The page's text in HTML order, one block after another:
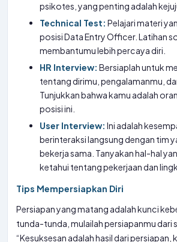
psikotes, yang penting adalah
Technical Test: Pelajari materi
posisi Data Entry Officer. Latihan
membantumu lebih percaya diri.
HR Interview: Bersiaplah untuk
tentang dirimu, pengalamanmu,
Tunjukkan bahwa kamu adalah
posisi ini.
User Interview: Ini adalah
berinteraksi langsung dengan tim
bekerja sama. Tanyakan hal-hal
ketahui tentang pekerjaan dan
Tips Mempersiapkan Diri
Persiapan yang matang adalah kunci
tunda-tunda, mulailah persiapanmu dari
“Kesuksesan adalah hasil dari persiapan,